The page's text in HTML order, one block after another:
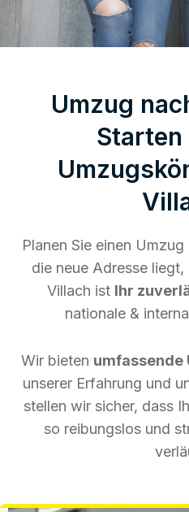
Umzug
Starten
Planen Sie einen
die neue Adresse
Villach ist Ihr
nationale &
Wir bieten umfassende
unserer Erfahrung und
stellen wir sicher, dass
so reibungslos und